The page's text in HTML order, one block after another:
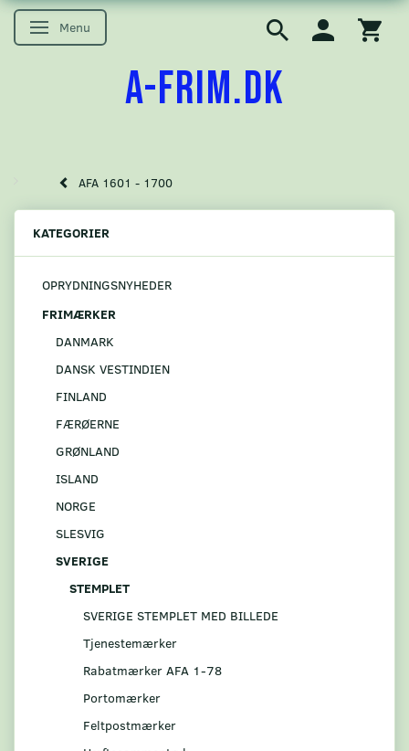
Skifte navigation
Menu
A-FRIM.DK
AFA 1601 - 1700
KATEGORIER
OPRYDNINGSNYHEDER
FRIMÆRKER
DANMARK
DANSK VESTINDIEN
FINLAND
FÆRØERNE
GRØNLAND
ISLAND
NORGE
SLESVIG
SVERIGE
STEMPLET
SVERIGE STEMPLET MED BILLEDE
Tjenestemærker
Rabatmærker AFA 1-78
Portomærker
Feltpostmærker